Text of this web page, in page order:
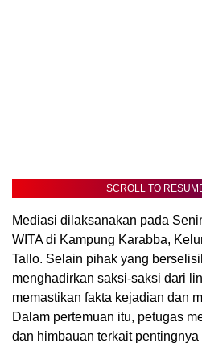
SCROLL TO
Mediasi dilaksanakan pada
WITA di Kampung Karabba,
Tallo. Selain pihak yang
menghadirkan saksi-saksi dari
memastikan fakta kejadian dan
Dalam pertemuan itu, petugas
dan himbauan terkait